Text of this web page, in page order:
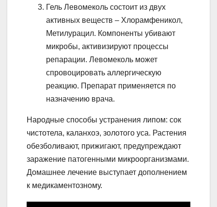
Гель Левомеколь состоит из двух
активных веществ – Хлорамфеникол,
Метилурацил. Компоненты убивают
микробы, активизируют процессы
репарации. Левомеколь может
спровоцировать аллергическую
реакцию. Препарат применяется по
назначению врача.
Народные способы устранения липом: сок
чистотела, каланхоэ, золотого уса. Растения
обезболивают, прижигают, предупреждают
заражение патогенными микроорганизмами.
Домашнее лечение выступает дополнением
к медикаментозному.